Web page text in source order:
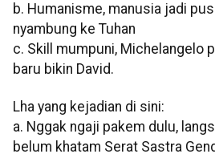
b. Humanisme, manusia jadi
nyambung ke Tuhan
c. Skill mumpuni, Michelangelo
baru bikin David.
Lha yang kejadian di sini:
a. Nggak ngaji pakem dulu,
belum khatam Serat Sastra